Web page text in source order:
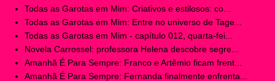
Todas as Garotas em Mim: Criativos e estilosos: co...
Todas as Garotas em Mim: Entre no universo de Tage...
Todas as Garotas em Mim - capítulo 012, quarta-fei...
Novela Carrossel: professora Helena descobre segre...
Amanhã É Para Sempre: Franco e Artêmio ficam frent...
Amanhã É Para Sempre: Fernanda finalmente enfrenta...